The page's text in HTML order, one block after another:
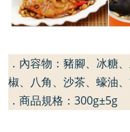
．內容物：豬腳、冰糖
椒、八角、沙茶、蠔油
．商品規格： 300g±5g